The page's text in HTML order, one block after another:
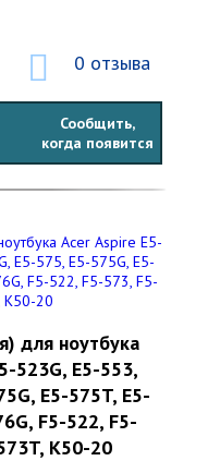
0 отзыва
Сообщить,
когда появится
для ноутбука
523G, E5-553,
E5-575T, E5-
F5-522, F5-
K50-20